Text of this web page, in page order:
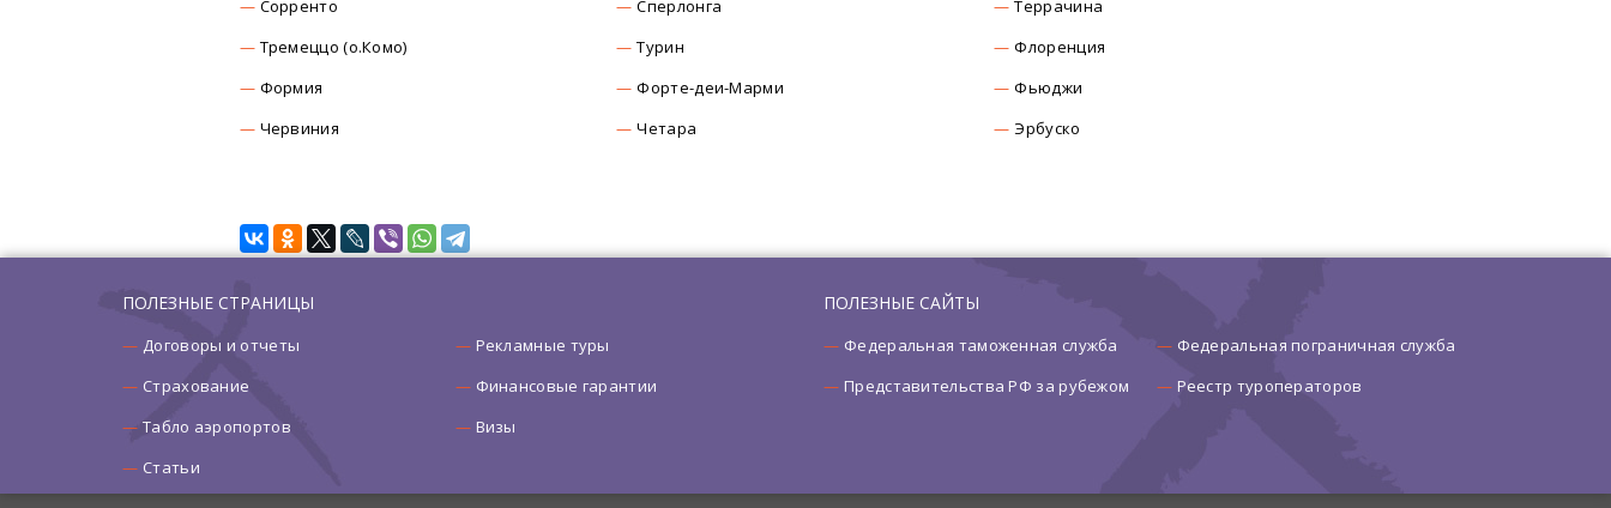
Сорренто
Сперлонга
Террачина
Тремеццо (о.Комо)
Турин
Флоренция
Формия
Форте-деи-Марми
Фьюджи
Червиния
Четара Эрбуско
ПОЛЕЗНЫЕ СТРАНИЦЫ
Договоры и отчеты
Рекламные туры
Страхование
Финансовые гарантии
Табло аэропортов
Визы
Статьи
ПОЛЕЗНЫЕ САЙТЫ
Федеральная таможенная служба
Федеральная пограничная служба
Представительства РФ за рубежом
Реестр туроператоров